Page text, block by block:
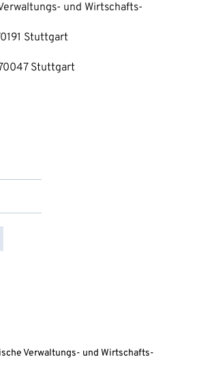
und Wirtschafts-
Stuttgart
Stuttgart
Verwaltungs- und Wirtschafts-